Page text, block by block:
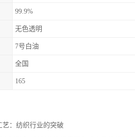
99.9%
无色透明
7号白油
全国
165
艺：纺织行业的突破